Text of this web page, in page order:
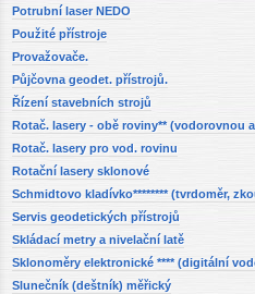
Potrubní laser NEDO
Použité přístroje
Provažovače.
Půjčovna geodet. přístrojů.
Řízení stavebních strojů
Rotač. lasery - obě roviny** (vodorovnou
Rotač. lasery pro vod. rovinu
Rotační lasery sklonové
Schmidtovo kladívko******** (tvrdoměr,
Servis geodetických přístrojů
Skládací metry a nivelační latě
Sklonoměry elektronické **** (digitální
Slunečník (deštník) měřický